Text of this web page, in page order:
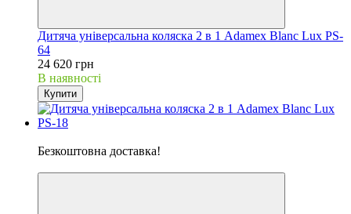
Дитяча універсальна коляска 2 в 1 Adamex Blanc Lux PS-
64
24 620 грн
В наявності
Купити
Безкоштовна доставка!